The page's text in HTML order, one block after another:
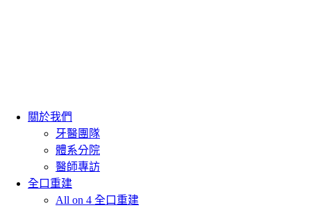
關於我們
牙醫團隊
體系分院
醫師專訪
全口重建
All on 4 全口重建